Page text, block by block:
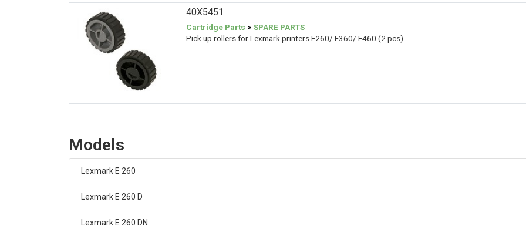
40X5451
Cartridge Parts > SPARE PARTS
Pick up rollers for Lexmark printers E260/ E360/ E460 (2 pcs)
Models
Lexmark E 260
Lexmark E 260 D
Lexmark E 260 DN